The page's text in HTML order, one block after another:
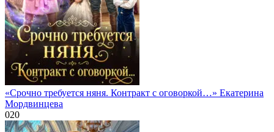
«Срочно требуется няня. Контракт с оговоркой…» Екатерина
Мордвинцева
020